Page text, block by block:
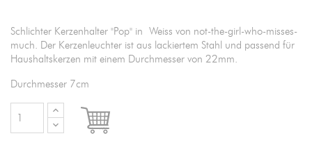
Schlichter Kerzenhalter "Pop" in Weiss von not-the-girl-who-misses-
much. Der Kerzenleuchter ist aus lackiertem Stahl und passend für
Haushaltskerzen mit einem Durchmesser von 22mm.
Durchmesser 7cm
